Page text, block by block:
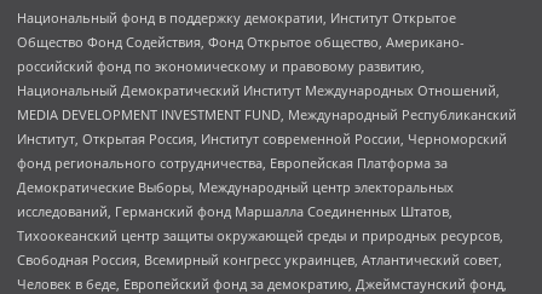
Национальный фонд в поддержку демократии, Институт Открытое
Общество Фонд Содействия, Фонд Открытое общество, Американо-
российский фонд по экономическому и правовому развитию,
Национальный Демократический Институт Международных Отношений,
MEDIA DEVELOPMENT INVESTMENT FUND, Международный Республиканский
Институт, Открытая Россия, Институт современной России, Черноморский
фонд регионального сотрудничества, Европейская Платформа за
Демократические Выборы, Международный центр электоральных
исследований, Германский фонд Маршалла Соединенных Штатов,
Тихоокеанский центр защиты окружающей среды и природных ресурсов,
Свободная Россия, Всемирный конгресс украинцев, Атлантический совет,
Человек в беде, Европейский фонд за демократию, Джеймстаунский фонд,